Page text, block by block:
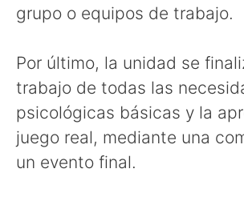
grupo o equipos de trabajo.
Por último, la unidad se
trabajo de todas las
psicológicas básicas y la
juego real, mediante una
un evento final.